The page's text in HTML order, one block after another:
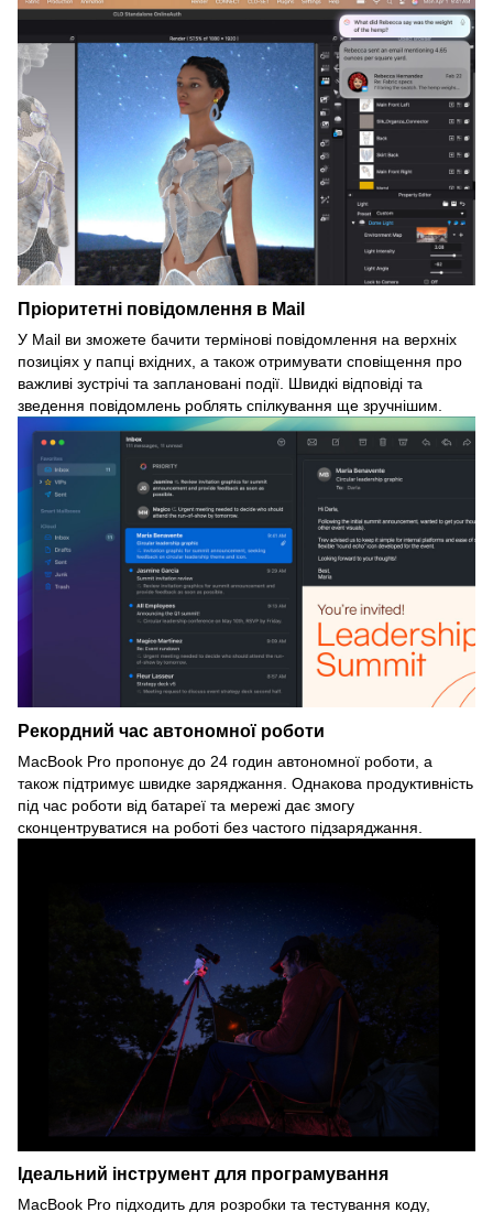
Пріоритетні повідомлення в Mail
У Mail ви зможете бачити термінові повідомлення на верхніх
позиціях у папці вхідних, а також отримувати сповіщення про
важливі зустрічі та заплановані події. Швидкі відповіді та
зведення повідомлень роблять спілкування ще зручнішим.
Рекордний час автономної роботи
MacBook Pro пропонує до 24 годин автономної роботи, а
також підтримує швидке заряджання. Однакова продуктивність
під час роботи від батареї та мережі дає змогу
сконцентруватися на роботі без частого підзаряджання.
Ідеальний інструмент для програмування
MacBook Pro підходить для розробки та тестування коду,